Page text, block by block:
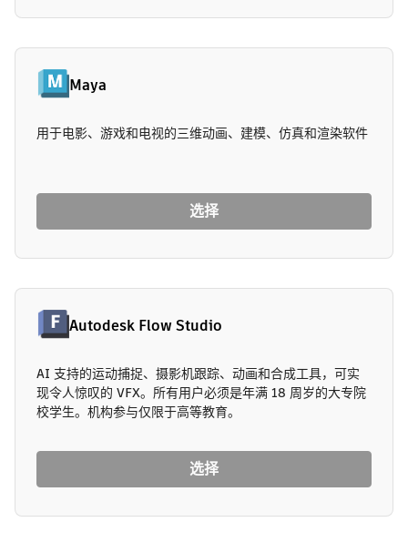
Maya
用于电影、游戏和电视的三维动画、建模、仿真和渲染软件
选择
Autodesk Flow Studio
AI 支持的运动捕捉、摄影机跟踪、动画和合成工具，可实
现令人惊叹的 VFX。所有用户必须是年满 18 周岁的大专院
校学生。机构参与仅限于高等教育。
选择